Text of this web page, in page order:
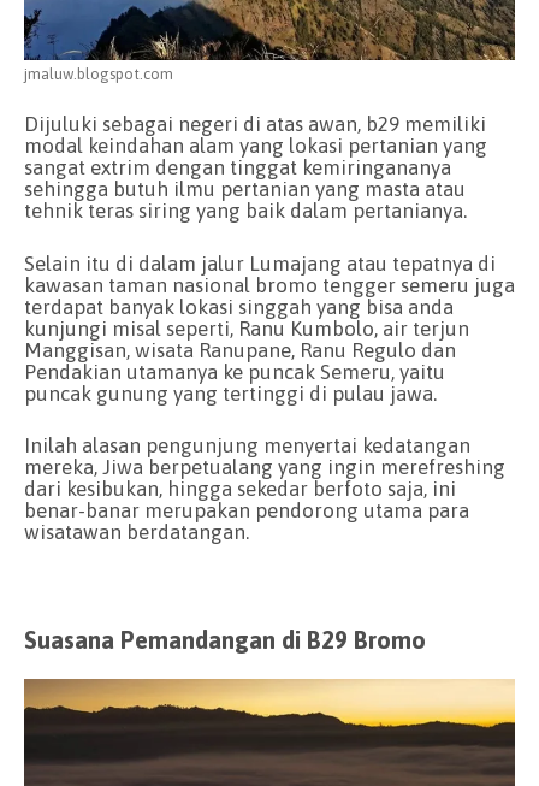
jmaluw.blogspot.com
Dijuluki sebagai negeri di atas awan, b29 memiliki
modal keindahan alam yang lokasi pertanian yang
sangat extrim dengan tinggat kemiringananya
sehingga butuh ilmu pertanian yang masta atau
tehnik teras siring yang baik dalam pertanianya.
Selain itu di dalam jalur Lumajang atau tepatnya di
kawasan taman nasional bromo tengger semeru juga
terdapat banyak lokasi singgah yang bisa anda
kunjungi misal seperti, Ranu Kumbolo, air terjun
Manggisan, wisata Ranupane, Ranu Regulo dan
Pendakian utamanya ke puncak Semeru, yaitu
puncak gunung yang tertinggi di pulau jawa.
Inilah alasan pengunjung menyertai kedatangan
mereka, Jiwa berpetualang yang ingin merefreshing
dari kesibukan, hingga sekedar berfoto saja, ini
benar-banar merupakan pendorong utama para
wisatawan berdatangan.
Suasana Pemandangan di B29 Bromo